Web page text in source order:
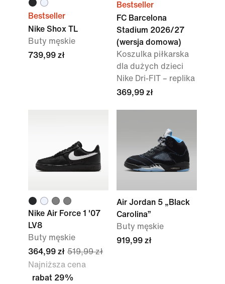
Bestseller
Nike Shox TL
Buty męskie
739,99 zł
Bestseller
FC Barcelona
Stadium 2026/27
(wersja domowa)
Koszulka piłkarska
dla dużych dzieci
Nike Dri-FIT – replika
369,99 zł
Nike Air Force 1 '07
LV8
Buty męskie
364,99 zł 519,99 zł
Najniższa cena
rabat 29%
Air Jordan 5 „Black
Carolina”
Buty męskie
919,99 zł